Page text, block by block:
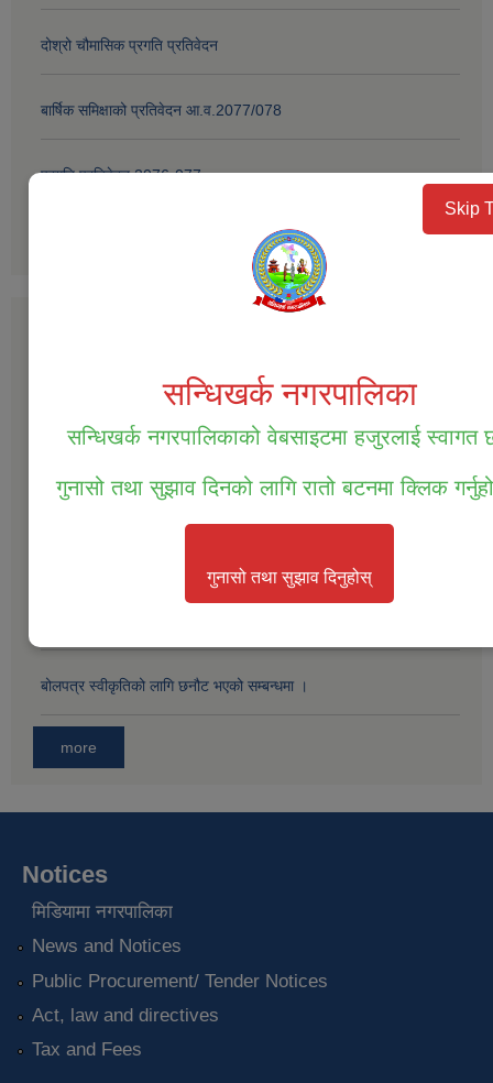
दोश्रो चौमासिक प्रगति प्रतिवेदन
बार्षिक समिक्षाको प्रतिवेदन आ.व.2077/078
प्रगति प्रतिवेदन 2076-077
सम्पत्ति तथा जिन्सी मालसामान लिलाम विक्रिको दोस्रो पटक प्रकाशित सूचना ।
बोलपत्र स्वीकृतिको लागि छनौट भएको सम्बन्धमा ।
more
Notices
मिडियामा नगरपालिका
News and Notices
Public Procurement/ Tender Notices
Act, law and directives
Tax and Fees